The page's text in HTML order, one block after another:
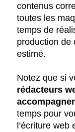
contenus
toutes les
temps de
production de
estimé.
Notez que si
rédacteurs
temps pour
l’écriture